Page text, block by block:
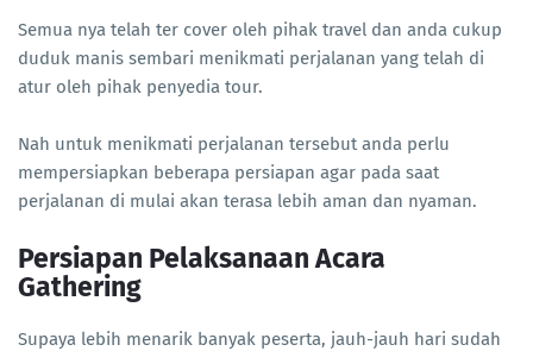
Semua nya telah ter cover oleh pihak travel dan anda cukup
duduk manis sembari menikmati perjalanan yang telah di
atur oleh pihak penyedia tour.
Nah untuk menikmati perjalanan tersebut anda perlu
mempersiapkan beberapa persiapan agar pada saat
perjalanan di mulai akan terasa lebih aman dan nyaman.
Persiapan Pelaksanaan Acara
Gathering
Supaya lebih menarik banyak peserta, jauh-jauh hari sudah